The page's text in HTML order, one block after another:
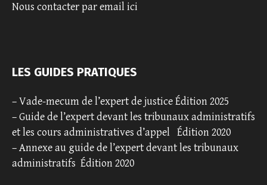
Nous contacter par email ici
LES GUIDES PRATIQUES
–Vade-mecum de l’expert de justice Édition 2025
–Guide de l’expert devant les tribunaux administratifs
et les cours administratives d’appel Édition 2020
–Annexe au guide de l’expert devant les tribunaux
administratifs Édition 2020